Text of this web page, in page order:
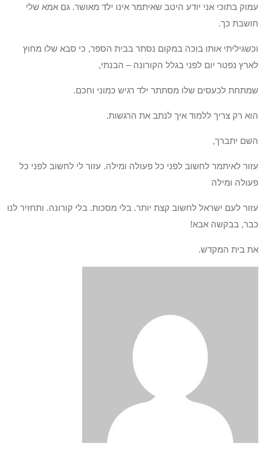
עמוק בתוכי אני יודע היטב שאיתמר אינו ילד מאושר. גם אמא שלי
חושבת כך.
וכשגיליתי אותו בוכה במקום נסתר בבית הספר, כי סבא שלו מחוץ
לארץ נפטר יום לפני בגלל הקורונה – הבנתי,
שמתחת לכעסים שלו מסתתר ילד רגיש כמוני וחכם.
הוא רק צריך ללמוד איך לנתב את הרגשות.
השם יתברך,
עזור לאיתמר לחשוב לפני כל פעולה ומילה. עזור לי לחשוב לפני כל
פעולה ומילה
עזור לעם ישראל לחשוב קצת יותר. בלי מסכות. בלי קורונה. ותחזיר לנו
כבר, בבקשה אבא!
את בית המקדש.